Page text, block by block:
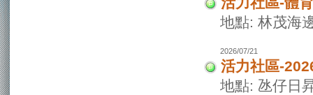
地點: 林茂海
2026/07/21
活力社區-
地點: 氹仔日